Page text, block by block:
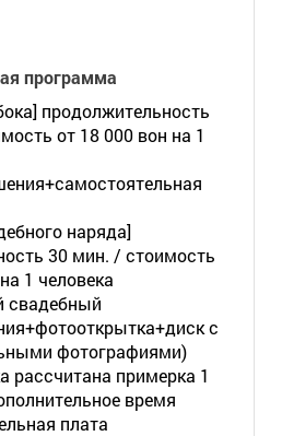
программа
продолжительность
от 18 000 вон на 1
наряда]
30 мин. / стоимость
1 человека
свадебный
с
фотографиями)
рассчитана примерка 1
время
плата